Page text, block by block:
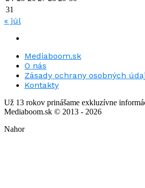
31
« júl
Mediaboom.sk
O nás
Zásady ochrany osobných
Kontakty
Už 13 rokov prinášame exkluzívne
Mediaboom.sk © 2013 - 2026
Nahor